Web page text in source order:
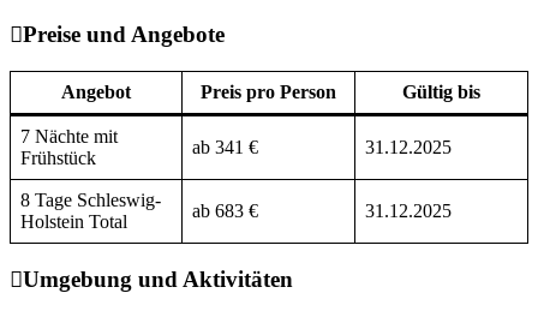
Preise und Angebote
Angebot Preis pro Person Gültig bis
7 Nächte mit
Frühstück
ab 341 € 31.12.2025
8 Tage Schleswig-
Holstein Total
ab 683 € 31.12.2025
Umgebung und Aktivitäten